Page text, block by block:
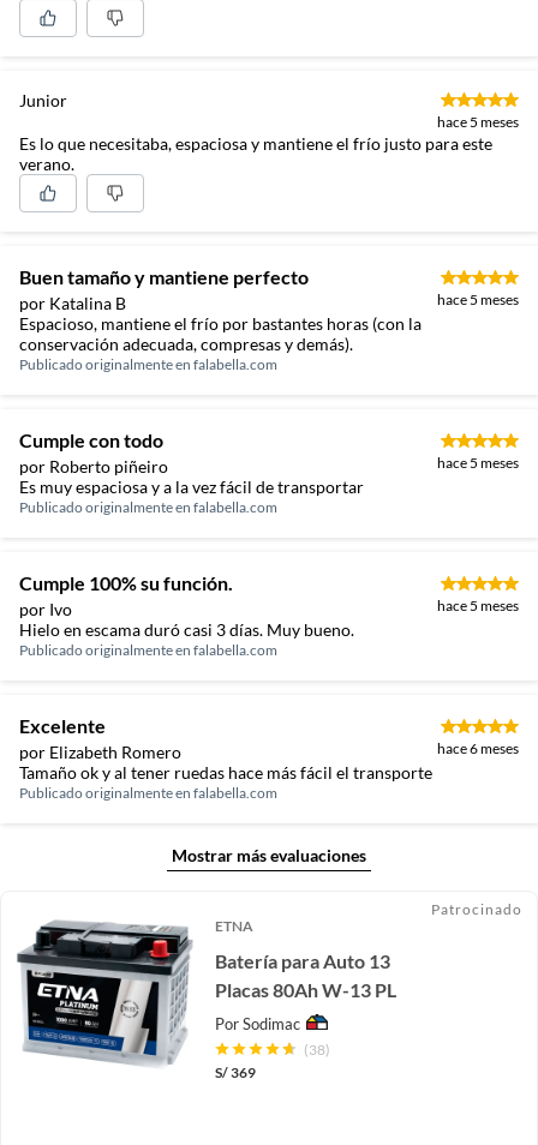
Junior
hace 5 meses
Es lo que necesitaba, espaciosa y mantiene el frío justo para este
verano.
Buen tamaño y mantiene perfecto
por Katalina B hace 5 meses
Espacioso, mantiene el frío por bastantes horas (con la
conservación adecuada, compresas y demás).
Publicado originalmente en falabella.com
Cumple con todo
por Roberto piñeiro hace 5 meses
Es muy espaciosa y a la vez fácil de transportar
Publicado originalmente en falabella.com
Cumple 100% su función.
por Ivo hace 5 meses
Hielo en escama duró casi 3 días. Muy bueno.
Publicado originalmente en falabella.com
Excelente
por Elizabeth Romero hace 6 meses
Tamaño ok y al tener ruedas hace más fácil el transporte
Publicado originalmente en falabella.com
Mostrar más evaluaciones
ETNA
Batería para Auto 13
Placas 80Ah W-13 PL
PorSodimac
(38)
S/369
Patrocinado